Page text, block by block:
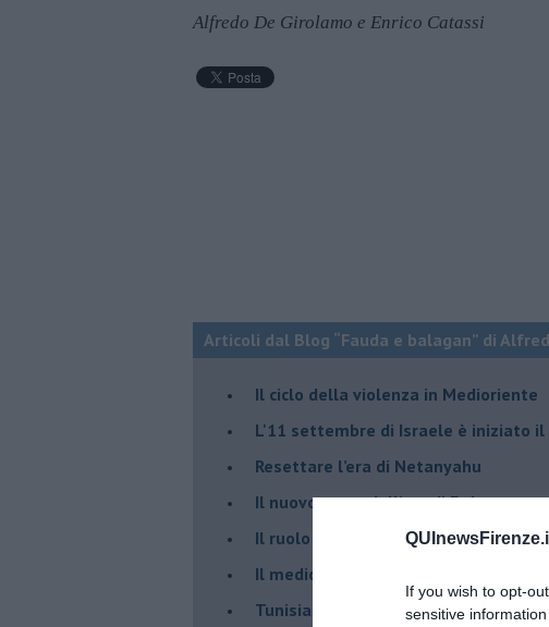
If you wish to opt-
sensitive
Alfredo De Girolamo e Enrico Catassi
Articoli dal Blog “Fauda e balagan” di
Il ciclo della violenza in Medioriente
L'11 settembre di Israele è iniziato
Resettare l’era di Netanyahu
​Il nuovo corso dell’era di Erdogan
Il ruolo delle diplomazie nei conflitti
Il medioriente di Silvio
Tunisia rischiosa e strategica per